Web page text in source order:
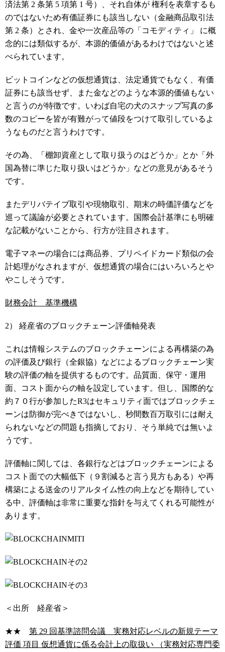
済法第 2 条第 5 項第 1 号）、それ自体が 権利を表章するも
のではないため有価証券にも該当しない（金融商品取引法
第 2 条）とされ、金や一次産品等の「コモディティ」 に概
念的には類似するが、本源的価値があるわけではないと述
べられています。
ビットコインなどの仮想通貨は、法定通貨でもなく、有価
証券にも該当せず、また金などのような本源的価値もない
と言うのが特徴です。いわば自宅の犬のスナップ写真の多
数のコピーを皆が有難がって値段をつけて取引しているよ
うなものだと言うわけです。
その為、「棚卸資産として取り扱うのはどうか」とか「外
国為替に準じた取り扱いはどうか」などの意見があるそう
です。
またデリバテイブ取引や現物取引、期末の時価評価などを
巡って議論が必要とされています。国際会計基準にも明確
な記載がないことから、行方が注目されます。
電子マネーの場合には商品券、プリペイドカード類似の会
計処理がなされますが、仮想通貨の場合にはいろいろとや
やこしそうです。
財務会計 基準機構
2） 経産省のブロックチェーン評価軸発表
これは情報システムのブロックチェーンによる再構築の為
の評価及び銀行（全銀協）などによるブロックチェーン実
験の評価の軸を提供するものです。品質面、保守・運用
面、コスト面からの軸を設定しています。但し、国際的な
約７０行が参加したR3はセキュリティ面ではブロックチェ
ーンは防御が完ぺきではないし、秒間数百万取引には耐え
られないなどの問題も指摘しており、そう単純では無いよ
うです。
評価軸に関しては、各銀行などはブロックチェーンによる
コスト面での大幅低下（９割減ると言う見方もある）や再
構築による送金のリアルタイム性の向上などを期待してい
る中、評価軸は非常に重要な指針を与えてくれる可能性が
あります。
＜出所 経産省＞
★★ 第 29 回基準諮問会議 実務対応レベルの新規テーマ
評価 項目 仮想通貨に係る会計上の取扱い （実務対応専門委